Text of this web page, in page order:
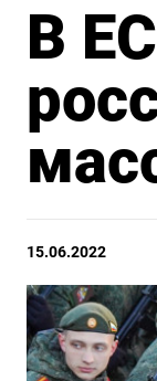
В
15.06.2022